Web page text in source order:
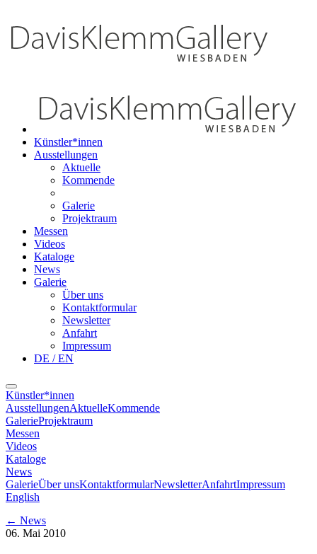
Künstler*innen
Ausstellungen
Aktuelle
Kommende
Galerie
Projektraum
Messen
Videos
Kataloge
News
Galerie
Über uns
Kontaktformular
Newsletter
Anfahrt
Impressum
DE / EN
Künstler*innen
AusstellungenAktuelleKommende
GalerieProjektraum
Messen
Videos
Kataloge
News
GalerieÜber unsKontaktformularNewsletterAnfahrtImpressum
English
← News
06. Mai 2010